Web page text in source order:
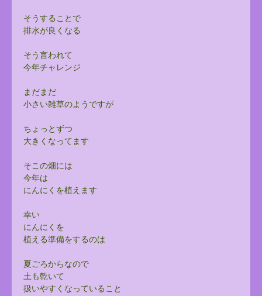
そうすることで
排水が良くなる
そう言われて
今年チャレンジ
まだまだ
小さい雑草のようですが
ちょっとずつ
大きくなってます
そこの畑には
今年は
にんにくを植えます
幸い
にんにくを
植える準備をするのは
夏ごろからなので
土も乾いて
扱いやすくなっていること